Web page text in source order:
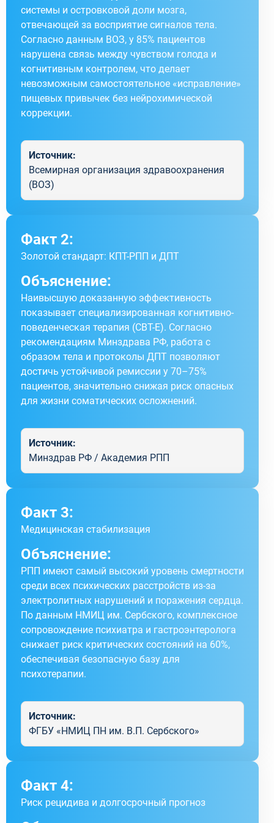
системы и островковой доли мозга,
отвечающей за восприятие сигналов тела.
Согласно данным ВОЗ, у 85% пациентов
нарушена связь между чувством голода и
когнитивным контролем, что делает
невозможным самостоятельное «исправление»
пищевых привычек без нейрохимической
коррекции.
Источник:
Всемирная организация здравоохранения
(ВОЗ)
Факт 2:
Золотой стандарт: КПТ-РПП и ДПТ
Объяснение:
Наивысшую доказанную эффективность
показывает специализированная когнитивно-
поведенческая терапия (CBT-E). Согласно
рекомендациям Минздрава РФ, работа с
образом тела и протоколы ДПТ позволяют
достичь устойчивой ремиссии у 70–75%
пациентов, значительно снижая риск опасных
для жизни соматических осложнений.
Источник:
Минздрав РФ / Академия РПП
Факт 3:
Медицинская стабилизация
Объяснение:
РПП имеют самый высокий уровень смертности
среди всех психических расстройств из-за
электролитных нарушений и поражения сердца.
По данным НМИЦ им. Сербского, комплексное
сопровождение психиатра и гастроэнтеролога
снижает риск критических состояний на 60%,
обеспечивая безопасную базу для
психотерапии.
Источник:
ФГБУ «НМИЦ ПН им. В.П. Сербского»
Факт 4:
Риск рецидива и долгосрочный прогноз